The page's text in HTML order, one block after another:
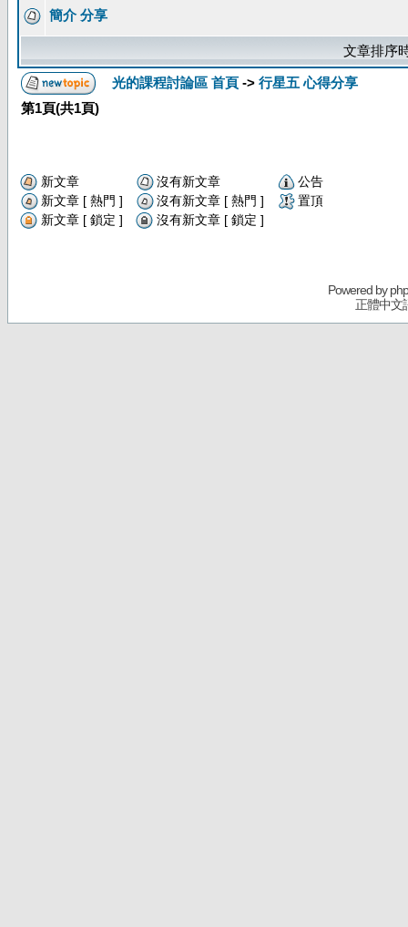
簡介 分享
文章排序
光的課程討論區 首頁 -> 行星五 心得分享
第1頁(共1頁)
新文章 沒有新文章
公告
新文章 [ 熱門 ]
沒有新文章 [ 熱門 ]
置頂
新文章 [ 鎖定 ]
沒有新文章 [ 鎖定 ]
Powered by
正體中文